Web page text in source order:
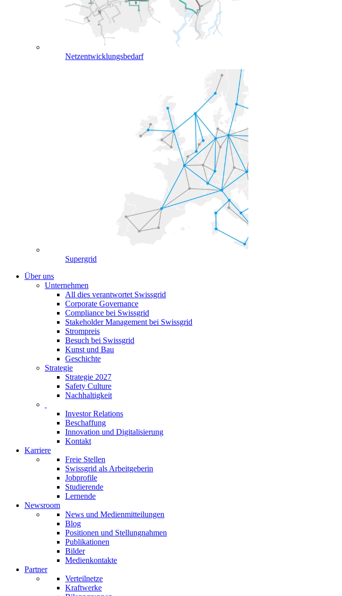
Netzentwicklungsbedarf
Supergrid
Über uns
Unternehmen
All dies verantwortet Swissgrid
Corporate Governance
Compliance bei Swissgrid
Stakeholder Management bei Swissgrid
Strompreis
Besuch bei Swissgrid
Kunst und Bau
Geschichte
Strategie
Strategie 2027
Safety Culture
Nachhaltigkeit
Investor Relations
Beschaffung
Innovation und Digitalisierung
Kontakt
Karriere
Freie Stellen
Swissgrid als Arbeitgeberin
Jobprofile
Studierende
Lernende
Newsroom
News und Medienmitteilungen
Blog
Positionen und Stellungnahmen
Publikationen
Bilder
Medienkontakte
Partner
Verteilnetze
Kraftwerke